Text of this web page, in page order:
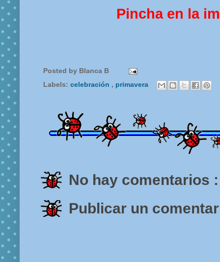
Pincha en la
Posted by Blanca B
Labels: celebración , primavera
No hay comentarios :
Publicar un